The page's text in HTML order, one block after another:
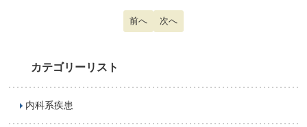
前の記事へ: こむら返り
前へ 次の記事へ: コンタクトレンズの選
次へ
カテゴリーリスト
内科系疾患